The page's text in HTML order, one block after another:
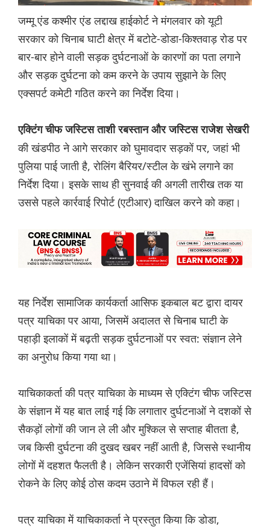
जम्मू एंड कश्मीर एंड लद्दाख हाईकोर्ट ने मंगलवार को यूटी
सरकार को चिनाब घाटी क्षेत्र में बटोटे-डोडा-किश्तवाड़ रोड पर
बार-बार होने वाली सड़क दुर्घटनाओं के कारणों का पता लगाने
और सड़क दुर्घटना को कम करने के उपाय सुझाने के लिए
एक्सपर्ट कमेटी गठित करने का निर्देश दिया।
एक्टिंग चीफ जस्टिस ताशी रबस्तान और जस्टिस राजेश सेखरी
की खंडपीठ ने आगे सरकार को घुमावदार सड़कों पर, जहां भी
पुलिया पाई जाती है, रोलिंग बैरियर/स्टील के खंभे लगाने का
निर्देश दिया। इसके साथ ही सुनवाई की अगली तारीख तक या
उससे पहले कार्रवाई रिपोर्ट (एटीआर) दाखिल करने को कहा।
यह निर्देश सामाजिक कार्यकर्ता आसिफ इकबाल बट द्वारा दायर
पत्र याचिका पर आया, जिसमें अदालत से चिनाब घाटी के
पहाड़ी इलाकों में बढ़ती सड़क दुर्घटनाओं पर स्वत: संज्ञान लेने
का अनुरोध किया गया था।
याचिकाकर्ता की पत्र याचिका के माध्यम से एक्टिंग चीफ जस्टिस
के संज्ञान में यह बात लाई गई कि लगातार दुर्घटनाओं ने दशकों से
सैकड़ों लोगों की जान ले ली और मुश्किल से सप्ताह बीतता है,
जब किसी दुर्घटना की दुखद खबर नहीं आती है, जिससे स्थानीय
लोगों में दहशत फैलती है। लेकिन सरकारी एजेंसियां हादसों को
रोकने के लिए कोई ठोस कदम उठाने में विफल रही हैं।
पत्र याचिका में याचिकाकर्ता ने प्रस्तुत किया कि डोडा,